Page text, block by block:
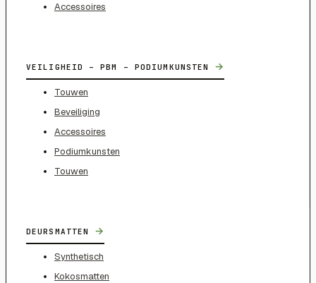
Accessoires
VEILIGHEID – PBM – PODIUMKUNSTEN →
Touwen
Beveiliging
Accessoires
Podiumkunsten
Touwen
DEURSMATTEN →
Synthetisch
Kokosmatten